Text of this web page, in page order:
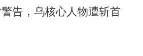
告，乌核心人物遭斩首